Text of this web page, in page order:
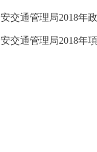
交通管理局2018年
交通管理局2018年